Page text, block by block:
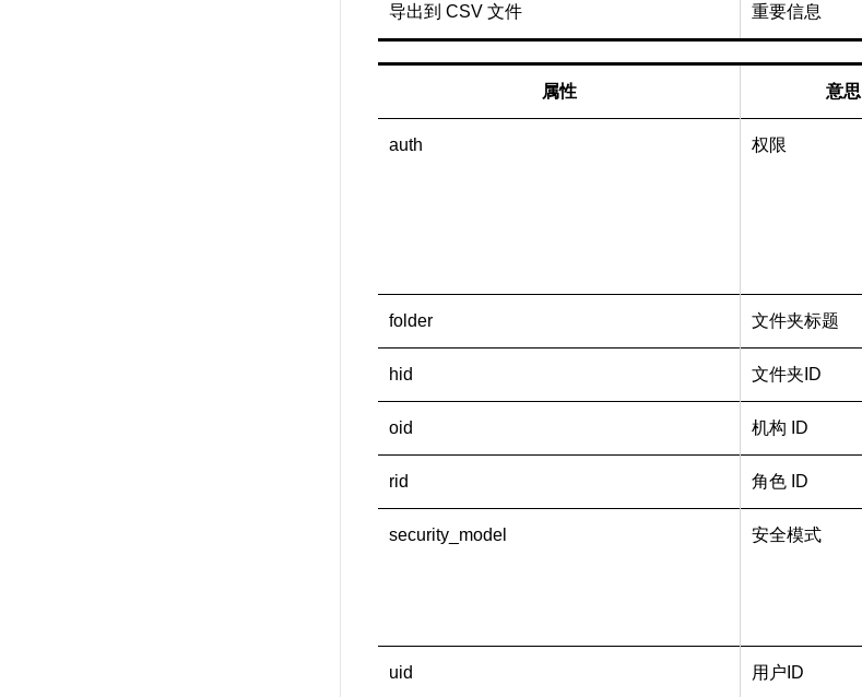
导出到 CSV 文件 重要信息
属性 意思
auth 权限
folder 文件夹标题
hid 文件夹ID
oid 机构 ID
rid 角色 ID
security_model 安全模式
uid 用户ID